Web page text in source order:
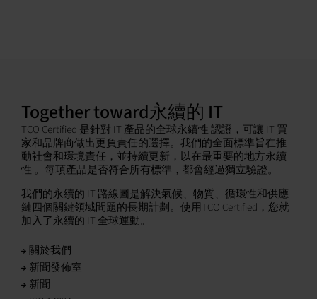
Together toward永續的 IT
TCO Certified 是針對 IT 產品的全球永續性 認證，可讓 IT 買
家和品牌商做出更負責任的選擇。我們的全面標準旨在推
動社會和環境責任，並持續更新，以在最重要的地方永續
性 。每項產品是否符合所有標準，都會經過獨立驗證。
我們的永續的 IT 路線圖是解決氣候、物質、循環性和供應
鏈四個關鍵領域問題的長期計劃。使用TCO Certified，您就
加入了永續的 IT 全球運動。
關於我們
新聞發佈室
新聞